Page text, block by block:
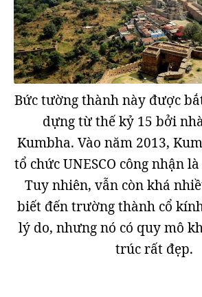
Bức tường thành này được
dựng từ thế kỷ 15 bởi
Kumbha. Vào năm 2013,
tổ chức UNESCO công nhận
Tuy nhiên, vẫn còn khá
biết đến trường thành cổ
lý do, nhưng nó có quy mô
trúc rất đẹp.